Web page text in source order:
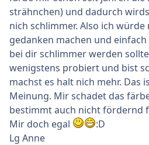
strähnchen) und dadurch
nich schlimmer. Also ich
gedanken machen und
bei dir schlimmer werden
wenigstens probiert und bist
machst es halt nich mehr. Das
Meinung. Mir schadet das
bestimmt auch nicht fördernd
Mir doch egal
:D
Lg Anne